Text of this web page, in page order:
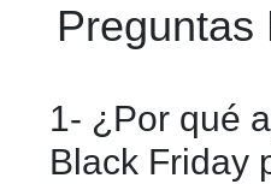
Preguntas
1- ¿Por qué
Black Friday